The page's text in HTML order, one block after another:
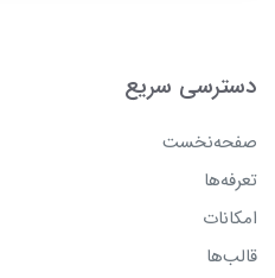
دسترسی سریع
صفحه‌نخست
تعرفه‌ها
امکانات
قالب‌ها